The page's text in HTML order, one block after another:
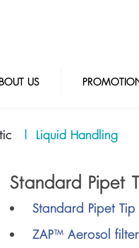
US
| Liquid Handling
Standard Pipet
Standard Pipet
ZAP™ Aerosol